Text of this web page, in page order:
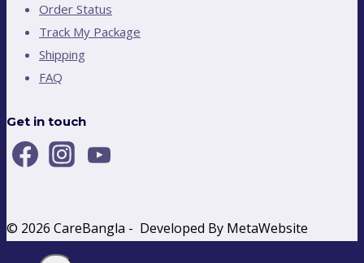
Order Status
Track My Package
Shipping
FAQ
Get in touch
© 2026 CareBangla - Developed By MetaWebsite